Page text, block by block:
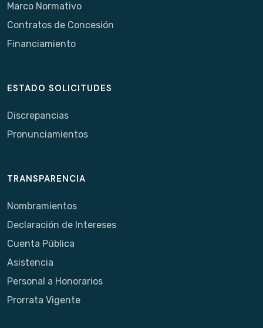
Marco Normativo
Contratos de Concesión
Financiamiento
ESTADO SOLICITUDES
Discrepancias
Pronunciamientos
TRANSPARENCIA
Nombramientos
Declaración de Intereses
Cuenta Pública
Asistencia
Personal a Honorarios
Prorrata Vigente